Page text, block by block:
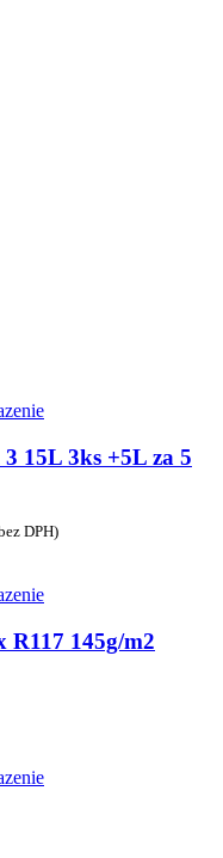
15L 3ks +5L za 5
DPH)
R117 145g/m2